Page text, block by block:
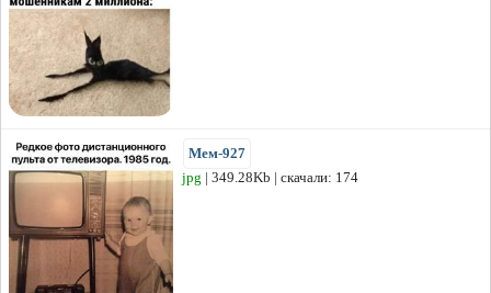
Мем-927
jpg | 349.28Kb | скачали: 174